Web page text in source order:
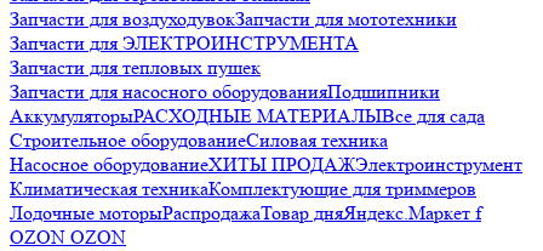
Запчасти для воздуходувокЗапчасти для мототехники
Запчасти для ЭЛЕКТРОИНСТРУМЕНТА
Запчасти для тепловых пушек
Запчасти для насосного оборудованияПодшипники
АккумуляторыРАСХОДНЫЕ МАТЕРИАЛЫВсе для сада
Строительное оборудованиеСиловая техника
Насосное оборудованиеХИТЫ ПРОДАЖЭлектроинструмент
Климатическая техникаКомплектующие для триммеров
Лодочные моторыРаспродажаТовар дняЯндекс.Маркет f
OZON OZON